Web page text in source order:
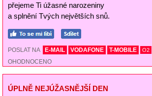
přejeme Ti úžasné narozeniny
a splnění Tvých největších snů.
POSLAT NA E-MAIL VODAFONE T-MOBILE O2
OHODNOCENO
ÚPLNĚ NEJÚŽASNĚJŠÍ DEN